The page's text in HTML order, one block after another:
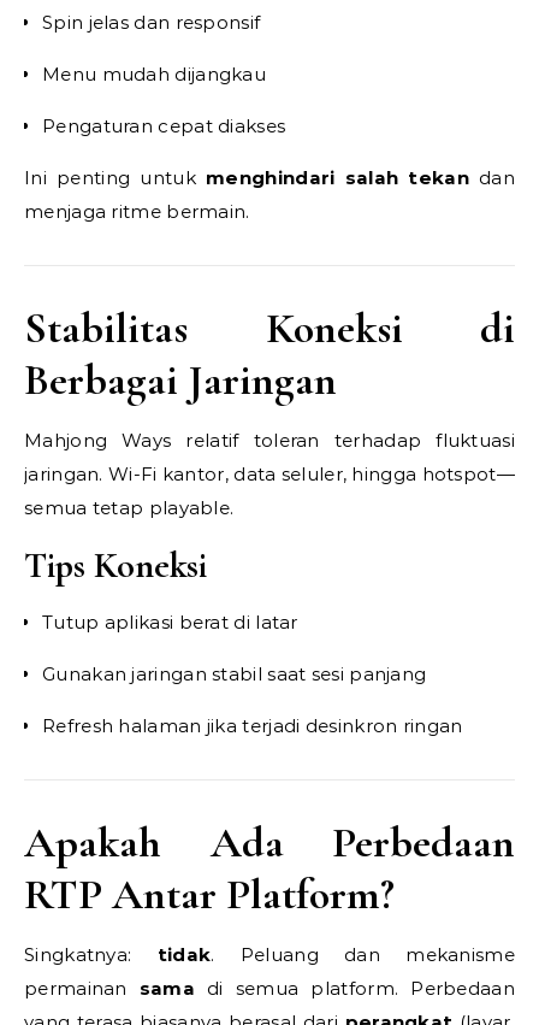
Spin jelas dan responsif
Menu mudah dijangkau
Pengaturan cepat diakses
Ini penting untuk menghindari salah tekandan
menjaga ritme bermain.
Stabilitas Koneksi di
Berbagai Jaringan
Mahjong Ways relatif toleran terhadap fluktuasi
jaringan. Wi-Fi kantor, data seluler, hingga hotspot—
semua tetap playable.
Tips Koneksi
Tutup aplikasi berat di latar
Gunakan jaringan stabil saat sesi panjang
Refresh halaman jika terjadi desinkron ringan
Apakah Ada Perbedaan
RTP Antar Platform?
Singkatnya: tidak. Peluang dan mekanisme
permainan sama di semua platform. Perbedaan